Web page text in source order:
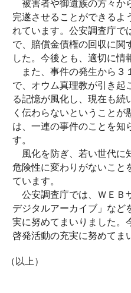
被害者や御遺族の方々か
完遂させることができるよ
れています。公安調査庁で
で、賠償金債権の回収に関
した。今後とも、適切に情
また、事件の発生から３
で、オウム真理教が引き起
る記憶が風化し、現在も続
く伝わらないということ
は、一連の事件のことを知
す。
風化を防ぎ、若い世代に
危険性に変わりがないこと
ています。
公安調査庁では、ＷＥＢ
デジタルアーカイブ」など
実に努めてまいりました。
啓発活動の充実に努めてま
（以上）